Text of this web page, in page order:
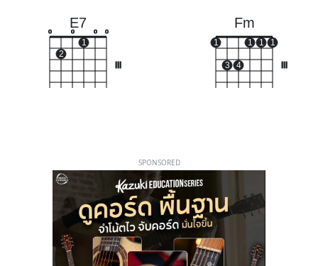
E7
o
2
o
1
o o
Fm
1
3 4
1 1 1
SPONSORED